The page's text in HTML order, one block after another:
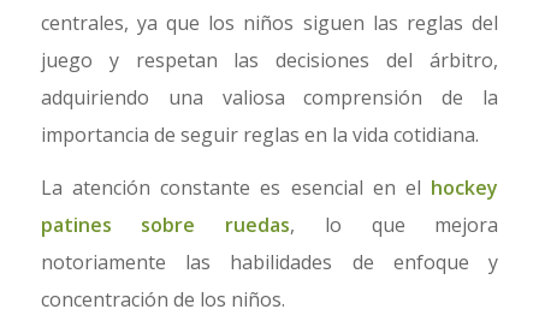
centrales, ya que los niños siguen las reglas del
juego y respetan las decisiones del árbitro,
adquiriendo una valiosa comprensión de la
importancia de seguir reglas en la vida cotidiana.
La atención constante es esencial en el hockey
patines sobre ruedas, lo que mejora
notoriamente las habilidades de enfoque y
concentración de los niños.